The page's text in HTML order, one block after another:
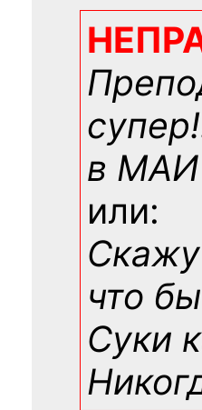
в МАИ
или:
Скажу
что
Суки